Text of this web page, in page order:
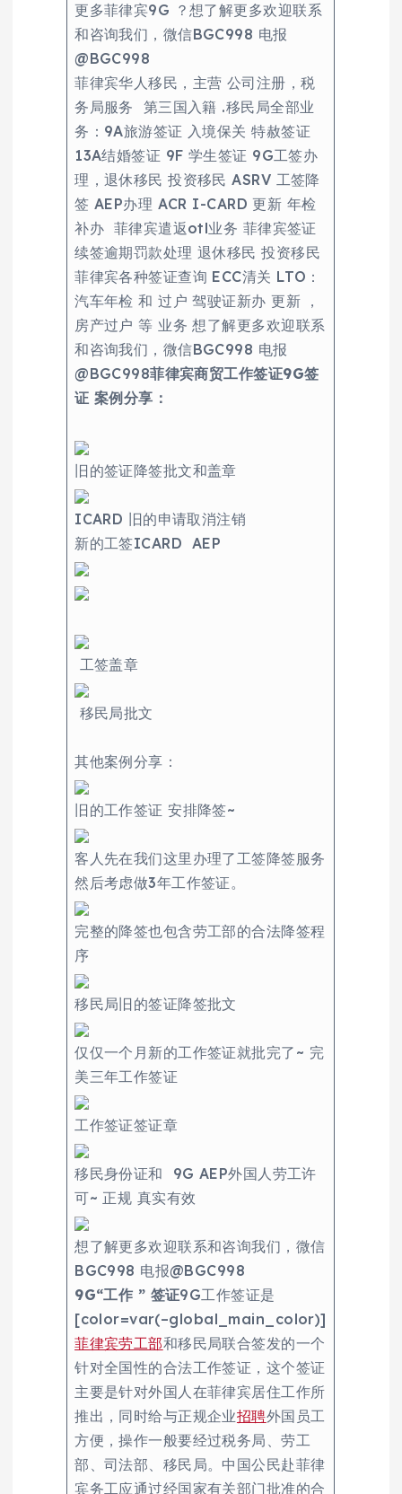
更多菲律宾9G ？想了解更多欢迎联系
和咨询我们，微信BGC998 电报
@BGC998
菲律宾华人移民，主营 公司注册，税
务局服务 第三国入籍 .移民局全部业
务：9A旅游签证 入境保关 特赦签证
13A结婚签证 9F 学生签证 9G工签办
理，退休移民 投资移民 ASRV 工签降
签 AEP办理 ACR I-CARD 更新 年检
补办 菲律宾遣返otl业务 菲律宾签证
续签逾期罚款处理 退休移民 投资移民
菲律宾各种签证查询 ECC清关 LTO：
汽车年检 和 过户 驾驶证新办 更新 ，
房产过户 等 业务 想了解更多欢迎联系
和咨询我们，微信BGC998 电报
@BGC998菲律宾商贸工作签证9G签
证 案例分享：
旧的签证降签批文和盖章
ICARD 旧的申请取消注销
新的工签ICARD AEP
工签盖章
移民局批文
其他案例分享：
旧的工作签证 安排降签~
客人先在我们这里办理了工签降签服务
然后考虑做3年工作签证。
完整的降签也包含劳工部的合法降签程
序
移民局旧的签证降签批文
仅仅一个月新的工作签证就批完了~ 完
美三年工作签证
工作签证签证章
移民身份证和 9G AEP外国人劳工许
可~ 正规 真实有效
想了解更多欢迎联系和咨询我们，微信
BGC998 电报@BGC998
9G“工作 ” 签证9G工作签证是
[color=var(–global_main_color)]
菲律宾劳工部和移民局联合签发的一个
针对全国性的合法工作签证，这个签证
主要是针对外国人在菲律宾居住工作所
推出，同时给与正规企业招聘外国员工
方便，操作一般要经过税务局、劳工
部、司法部、移民局。中国公民赴菲律
宾务工应通过经国家有关部门批准的合